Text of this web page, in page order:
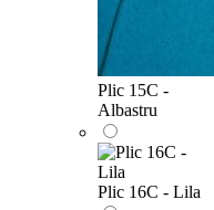
Plic 15C -
Albastru
Plic 16C - Lila